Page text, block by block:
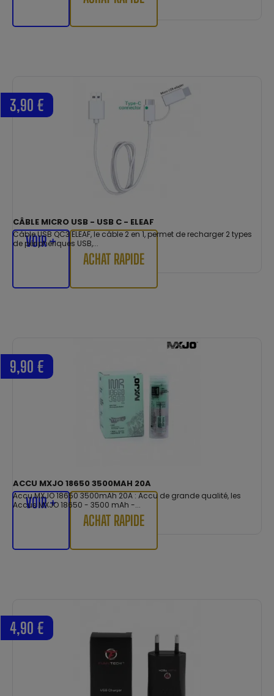
CÂBLE MICRO USB - USB C - ELEAF
Câble USB QC3 ELEAF, le câble 2 en 1, permet de recharger 2 types
de périphériques USB,...
3,90 €
VOIR +
ACHAT RAPIDE
ACCU MXJO 18650 3500MAH 20A
Accu MXJO 18650 3500mAh 20A : Accu de grande qualité, les
Accus MXJO 18650 - 3500 mAh -...
9,90 €
VOIR +
ACHAT RAPIDE
4,90 €